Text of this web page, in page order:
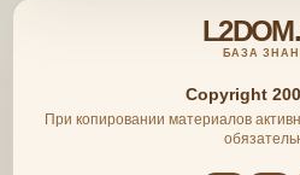
БАЗА
Copyright
При копировании материалов